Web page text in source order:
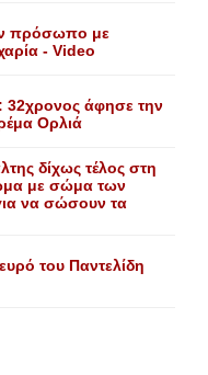
πρόσωπο με
- Video
άφησε την
Ορλιά
δίχως τέλος στη
με σώμα των
να σώσουν τα
του Παντελίδη